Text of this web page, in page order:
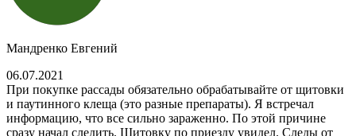
Мандренко Евгений
06.07.2021
При покупке рассады обязательно обрабатывайте от щитовки
и паутинного клеща (это разные препараты). Я встречал
информацию, что все сильно зараженно. По этой причине
сразу начал следить. Щитовку по приезду увидел. Следы от